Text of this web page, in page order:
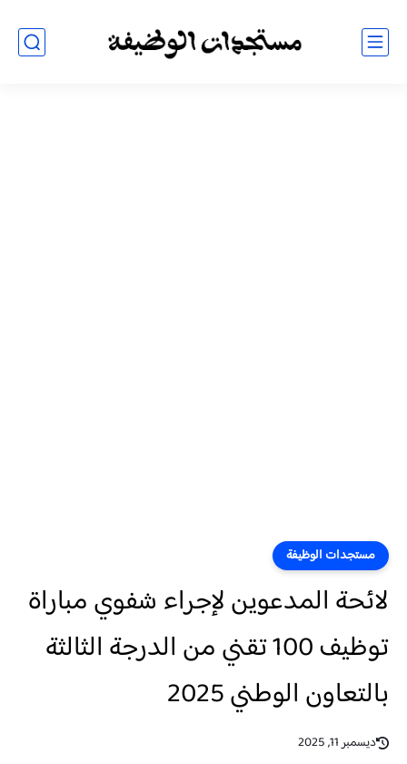
مستجدات الوظيفة
لائحة المدعوين لإجراء شفوي مباراة
توظيف 100 تقني من الدرجة الثالثة
بالتعاون الوطني 2025
ديسمبر 11, 2025